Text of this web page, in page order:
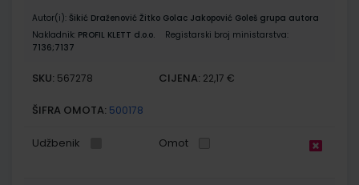
Autor(i): Šikić Draženović Žitko Golac Jakopović Goleš grupa autora
Nakladnik: PROFIL KLETT d.o.o.
Registarski broj ministarstva:
7136;7137
SKU: 567278 CIJENA: 22,17 €
ŠIFRA OMOTA: 500178
Udžbenik Omot